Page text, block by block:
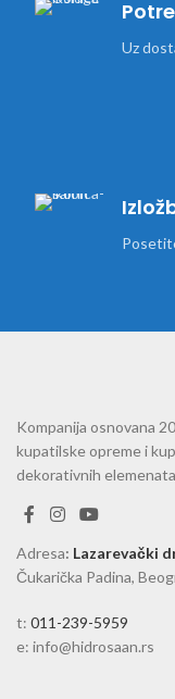
Uz
Kompanija osnovana
kupatilske opreme i
dekorativnih
Adresa: Lazarevački
Čukarička Padina,
t: 011-239-5959
e: info@hidrosaan.rs